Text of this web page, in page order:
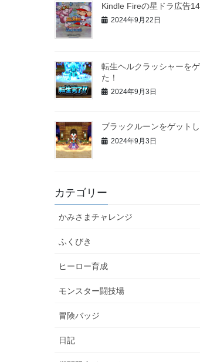
Kindle Fireの星ドラ広告14
2024年9月22日
転生ヘルクラッシャーを
た！
2024年9月3日
ブラックルーンをゲットし
2024年9月3日
カテゴリー
かみさまチャレンジ
ふくびき
ヒーロー育成
モンスター闘技場
冒険バッジ
日記